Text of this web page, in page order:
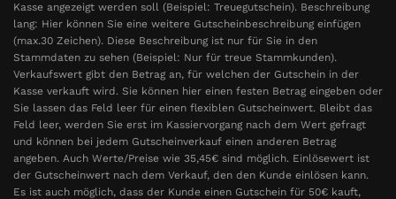
Kasse angezeigt werden soll (Beispiel: Treuegutschein). Beschreibung
lang: Hier können Sie eine weitere Gutscheinbeschreibung einfügen
(max.30 Zeichen). Diese Beschreibung ist nur für Sie in den
Stammdaten zu sehen (Beispiel: Nur für treue Stammkunden).
Verkaufswert gibt den Betrag an, für welchen der Gutschein in der
Kasse verkauft wird. Sie können hier einen festen Betrag eingeben oder
Sie lassen das Feld leer für einen flexiblen Gutscheinwert. Bleibt das
Feld leer, werden Sie erst im Kassiervorgang nach dem Wert gefragt
und können bei jedem Gutscheinverkauf einen anderen Betrag
angeben. Auch Werte/Preise wie 35,45€ sind möglich. Einlösewert ist
der Gutscheinwert nach dem Verkauf, den den Kunde einlösen kann.
Es ist auch möglich, dass der Kunde einen Gutschein für 50€ kauft,